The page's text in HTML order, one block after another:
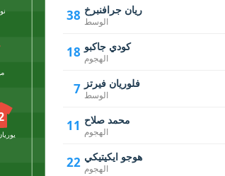
38 ريان جرافنبرخ
الوسط
18 كودي جاكبو
الهجوم
7 فلوريان فيرتز
الوسط
11 محمد صلاح
الهجوم
22 هوجو ايكيتيكي
الهجوم